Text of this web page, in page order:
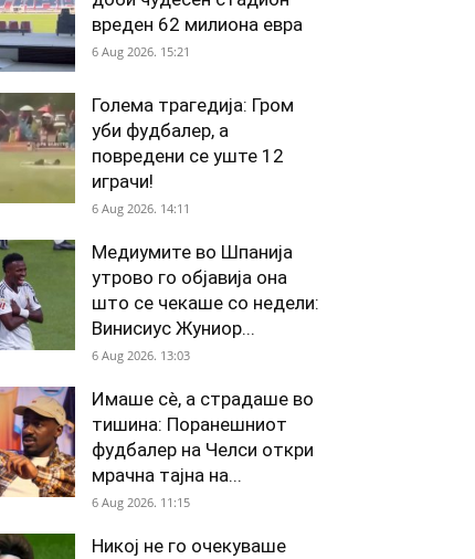
вреден 62 милиона евра
6 Aug 2026. 15:21
Голема трагедија: Гром
уби фудбалер, а
повредени се уште 12
играчи!
6 Aug 2026. 14:11
Медиумите во Шпанија
утрово го објавија она
што се чекаше со недели:
Винисиус Жуниор...
6 Aug 2026. 13:03
Имаше сè, а страдаше во
тишина: Поранешниот
фудбалер на Челси откри
мрачна тајна на...
6 Aug 2026. 11:15
Никој не го очекуваше